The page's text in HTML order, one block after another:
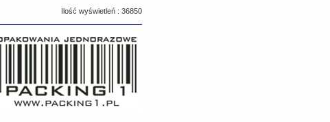
Ilość wyświetleń : 36850